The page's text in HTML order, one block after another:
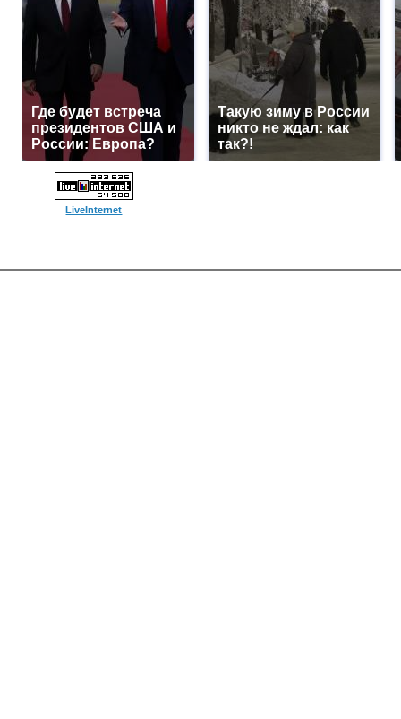
Где будет встреча
президентов США и
России: Европа?
Такую зиму в России
никто не ждал: как
так?!
LiveInternet